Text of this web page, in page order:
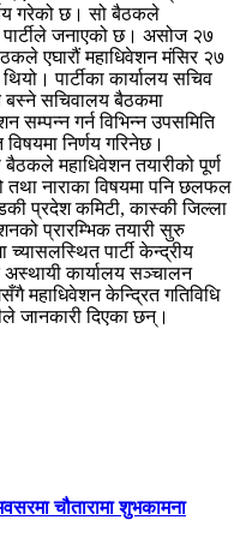
गरेको छ। सो बैठकले
पार्टीले जनाएको छ। असोज २७
एघारौं महाधिवेशन मंसिर २७
पार्टीका कार्यालय सचिव
बस्ने सचिवालय बैठकमा
सम्पन्न गर्न विभिन्न उपसमिति
निर्णय गरिनेछ।
महाधिवेशन तयारीको पूर्ण
तथा नाराका विषयमा पनि छलफल
प्रदेश कमिटी, कास्की जिल्ला
प्रारम्भिक तयारी सुरु
पार्टी केन्द्रीय
अस्थायी कार्यालय सञ्चालन
महाधिवेशन केन्द्रित गतिविधि
जानकारी दिएका छन्।
चौतारामा शुभकामना